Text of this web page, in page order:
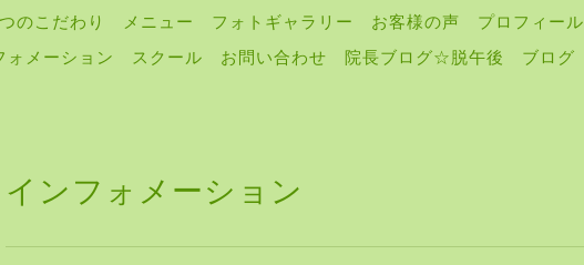
のこだわり メニュー フォトギャラリー お客様の声 プロフィール
ォメーション
スクール お問い合わせ 院長ブログ☆脱午後 ブログ
インフォメーション